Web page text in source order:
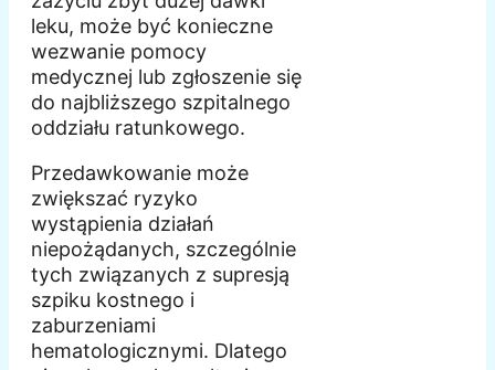
leku, może być konieczne
wezwanie pomocy
medycznej lub zgłoszenie się
do najbliższego szpitalnego
oddziału ratunkowego.
Przedawkowanie może
zwiększać ryzyko
wystąpienia działań
niepożądanych, szczególnie
tych związanych z supresją
szpiku kostnego i
zaburzeniami
hematologicznymi. Dlatego